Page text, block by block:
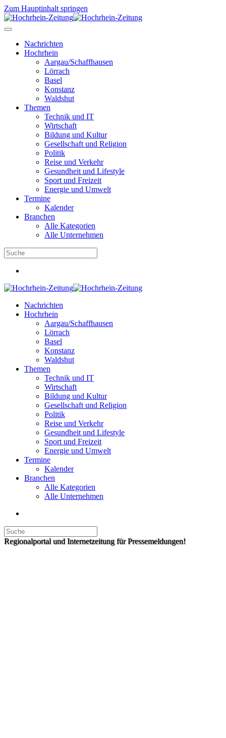
Zum Hauptinhalt springen
Nachrichten
Hochrhein
Aargau/Schaffhausen
Lörrach
Basel
Konstanz
Waldshut
Themen
Technik und IT
Wirtschaft
Bildung und Kultur
Gesellschaft und Religion
Politik
Reise und Verkehr
Gesundheit und Lifestyle
Sport und Freizeit
Energie und Umwelt
Termine
Kalender
Branchen
Alle Kategorien
Alle Unternehmen
Nachrichten
Hochrhein
Aargau/Schaffhausen
Lörrach
Basel
Konstanz
Waldshut
Themen
Technik und IT
Wirtschaft
Bildung und Kultur
Gesellschaft und Religion
Politik
Reise und Verkehr
Gesundheit und Lifestyle
Sport und Freizeit
Energie und Umwelt
Termine
Kalender
Branchen
Alle Kategorien
Alle Unternehmen
Regionalportal und Internetzeitung für Pressemeldungen!